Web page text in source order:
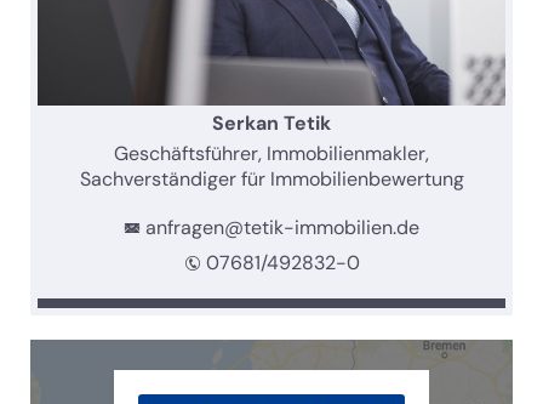
Serkan Tetik
Geschäftsführer, Immobilienmakler,
Sachverständiger für Immobilienbewertung
anfragen@tetik-immobilien.de
07681/492832-0